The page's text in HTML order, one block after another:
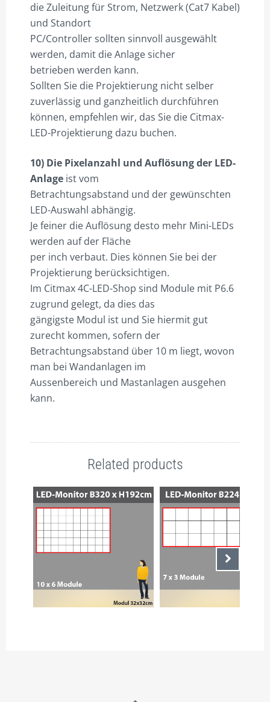
die Zuleitung für Strom, Netzwerk (Cat7 Kabel)
und Standort
PC/Controller sollten sinnvoll ausgewählt
werden, damit die Anlage sicher
betrieben werden kann.
Sollten Sie die Projektierung nicht selber
zuverlässig und ganzheitlich durchführen
können, empfehlen wir, das Sie die Citmax-
LED-Projektierung dazu buchen.
10) Die Pixelanzahl und Auflösung der LED-
Anlage ist vom
Betrachtungsabstand und der gewünschten
LED-Auswahl abhängig.
Je feiner die Auflösung desto mehr Mini-LEDs
werden auf der Fläche
per inch verbaut. Dies können Sie bei der
Projektierung berücksichtigen.
Im Citmax 4C-LED-Shop sind Module mit P6.6
zugrund gelegt, da dies das
gängigste Modul ist und Sie hiermit gut
zurecht kommen, sofern der
Betrachtungsabstand über 10 m liegt, wovon
man bei Wandanlagen im
Aussenbereich und Mastanlagen ausgehen
kann.
Related products
CITLED60, 10×6 MODULE